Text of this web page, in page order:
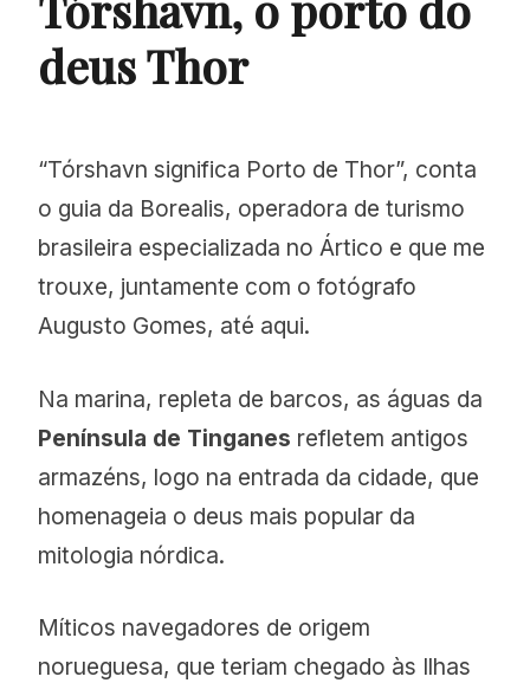
deus Thor
“Tórshavn significa Porto de Thor”, conta
o guia da Borealis, operadora de turismo
brasileira especializada no Ártico e que me
trouxe, juntamente com o fotógrafo
Augusto Gomes, até aqui.
Na marina, repleta de barcos, as águas da
Península de Tinganes refletem antigos
armazéns, logo na entrada da cidade, que
homenageia o deus mais popular da
mitologia nórdica.
Míticos navegadores de origem
norueguesa, que teriam chegado às Ilhas